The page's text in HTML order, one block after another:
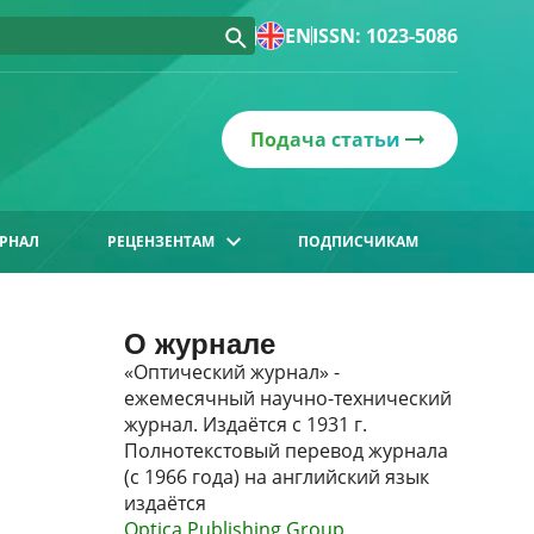
ENISSN: 1023-5086
Подача статьи
РЕЦЕНЗЕНТАМ ПОДПИСЧИКАМ
О журнале
«Оптический журнал» -
ежемесячный научно-технический
журнал. Издаётся с 1931 г.
Полнотекстовый перевод журнала
(с 1966 года) на английский язык
издаётся